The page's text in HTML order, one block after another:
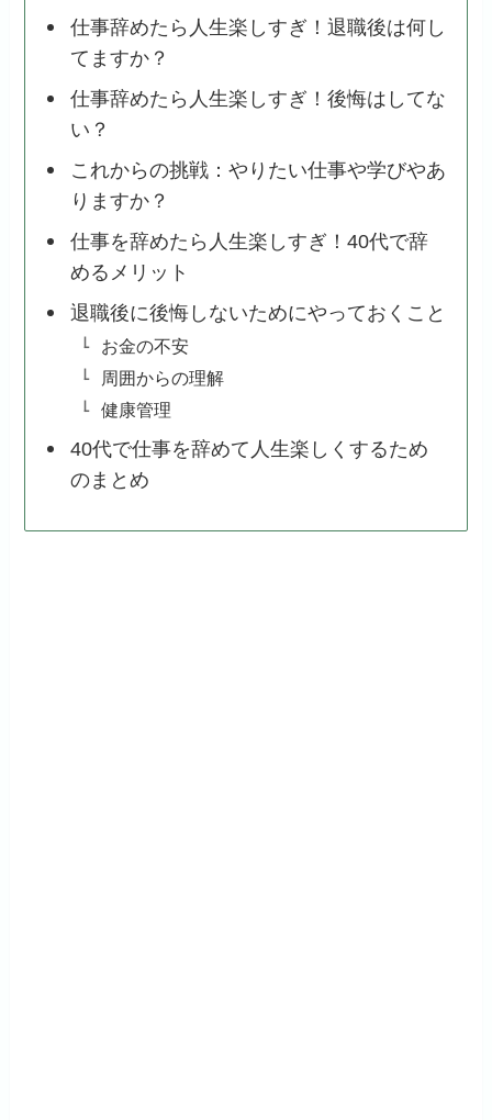
仕事辞めたら人生楽しすぎ！退職後は何し
てますか？
仕事辞めたら人生楽しすぎ！後悔はしてな
い？
これからの挑戦：やりたい仕事や学びやあ
りますか？
仕事を辞めたら人生楽しすぎ！40代で辞
めるメリット
退職後に後悔しないためにやっておくこと
お金の不安
周囲からの理解
健康管理
40代で仕事を辞めて人生楽しくするため
のまとめ